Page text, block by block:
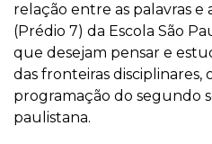
relação entre as palavras e
(Prédio 7) da Escola São
que desejam pensar e
das fronteiras
programação do segundo
paulistana.